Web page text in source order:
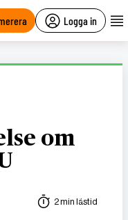
Logga in
om
2 min lästid